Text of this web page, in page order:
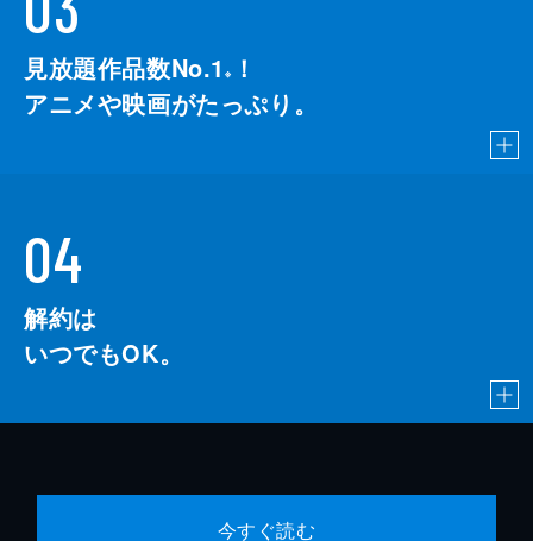
見放題作品数No.1 ※
！
アニメや映画がたっぷり。
04
解約は
いつでもOK。
今すぐ読む